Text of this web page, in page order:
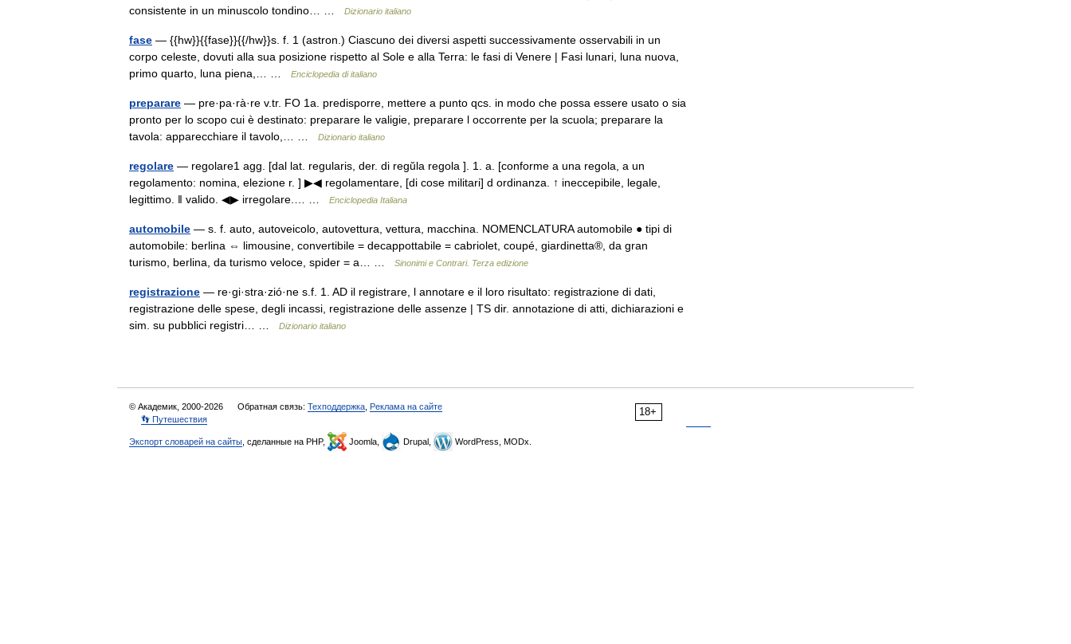
consistente in un minuscolo tondino… …
Dizionario italiano
fase — {{hw}}{{fase}}{{/hw}}s. f. 1 (astron.) Ciascuno dei diversi aspetti successivamente osservabili in un
corpo celeste, dovuti alla sua posizione rispetto al Sole e alla Terra: le fasi di Venere | Fasi lunari, luna nuova,
primo quarto, luna piena,… …
Enciclopedia di italiano
preparare — pre·pa·rà·re v.tr. FO 1a. predisporre, mettere a punto qcs. in modo che possa essere usato o sia
pronto per lo scopo cui è destinato: preparare le valigie, preparare l occorrente per la scuola; preparare la
tavola: apparecchiare il tavolo,… …
Dizionario italiano
regolare — regolare1 agg. [dal lat. regularis, der. di regŭla regola ]. 1. a. [conforme a una regola, a un
regolamento: nomina, elezione r. ] ▶◀ regolamentare, [di cose militari] d ordinanza. ↑ ineccepibile, legale,
legittimo. ‖ valido. ◀▶ irregolare.… …
Enciclopedia Italiana
automobile — s. f. auto, autoveicolo, autovettura, vettura, macchina. NOMENCLATURA automobile ● tipi di
automobile: berlina ⇔ limousine, convertibile = decappottabile = cabriolet, coupé, giardinetta®, da gran
turismo, berlina, da turismo veloce, spider = a… …
Sinonimi e Contrari. Terza edizione
registrazione — re·gi·stra·zió·ne s.f. 1. AD il registrare, l annotare e il loro risultato: registrazione di dati,
registrazione delle spese, degli incassi, registrazione delle assenze | TS dir. annotazione di atti, dichiarazioni e
sim. su pubblici registri… …
Dizionario italiano
18+
© Академик, 2000-2026 Обратная связь: Техподдержка Реклама на сайте
👣 Путешествия
Экспорт словарей на сайты , сделанные на PHP, Joomla, Drupal, WordPress, MODx.